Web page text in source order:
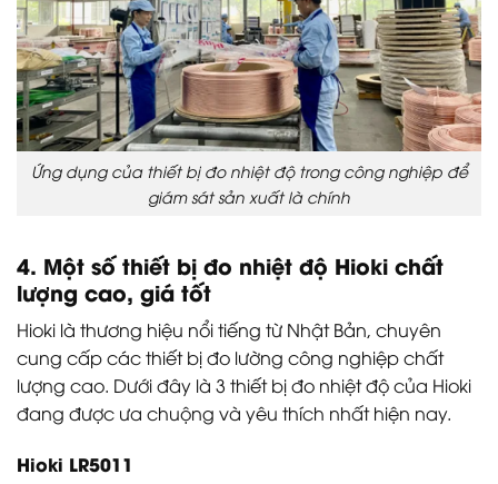
Ứng dụng của thiết bị đo nhiệt độ trong công nghiệp để
giám sát sản xuất là chính
4. Một số thiết bị đo nhiệt độ Hioki chất
lượng cao, giá tốt
Hioki là thương hiệu nổi tiếng từ Nhật Bản, chuyên
cung cấp các thiết bị đo lường công nghiệp chất
lượng cao. Dưới đây là 3 thiết bị đo nhiệt độ của Hioki
đang được ưa chuộng và yêu thích nhất hiện nay.
Hioki LR5011